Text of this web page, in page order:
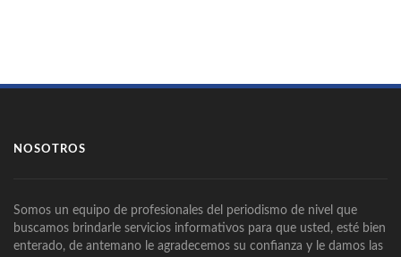
NOSOTROS
Somos un equipo de profesionales del periodismo de nivel que
buscamos brindarle servicios informativos para que usted, esté bien
enterado, de antemano le agradecemos su confianza y le damos las